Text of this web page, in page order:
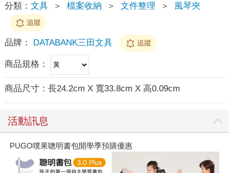
分類： 文具 ＞ 檔案收納 ＞ 文件整理 ＞ 風琴夾
追蹤
品牌： DATABANK三田文具 追蹤
商品規格：
商品尺寸： 長24.2cm X 寬33.8cm X 高0.09cm
活動訊息
PUGO噗果聰明書包開學季預購優惠